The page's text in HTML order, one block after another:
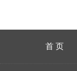
首 页